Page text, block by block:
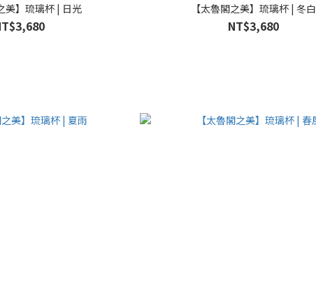
美】琉璃杯 | 日光 【太魯閣之美】琉璃杯 | 冬白
NT$3,680